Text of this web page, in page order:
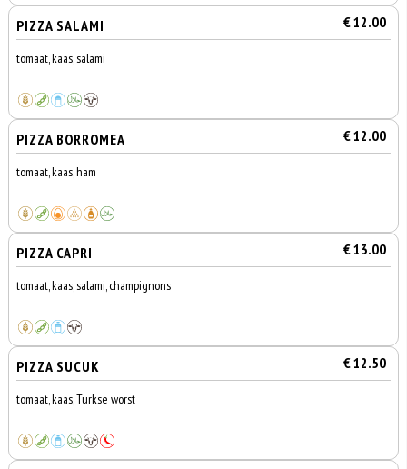
PIZZA SALAMI € 12.00
tomaat, kaas, salami
PIZZA BORROMEA € 12.00
tomaat, kaas, ham
PIZZA CAPRI € 13.00
tomaat, kaas, salami, champignons
PIZZA SUCUK € 12.50
tomaat, kaas, Turkse worst